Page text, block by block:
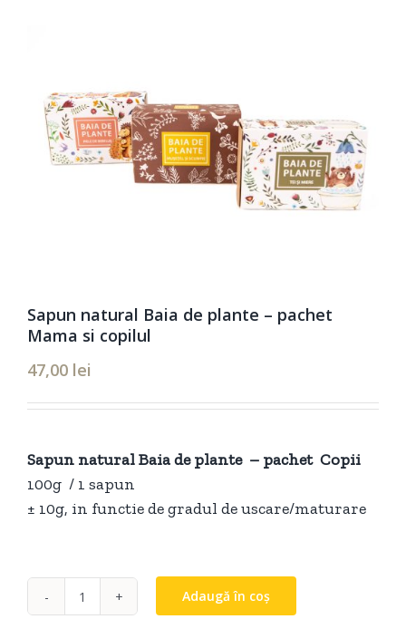
Sapun natural Baia de plante – pachet
Mama si copilul
47,00 lei
Sapun natural Baia de plante – pachet Copii
100g / 1 sapun
± 10g, in functie de gradul de uscare/maturare
Cantitate
Adaugă în coș